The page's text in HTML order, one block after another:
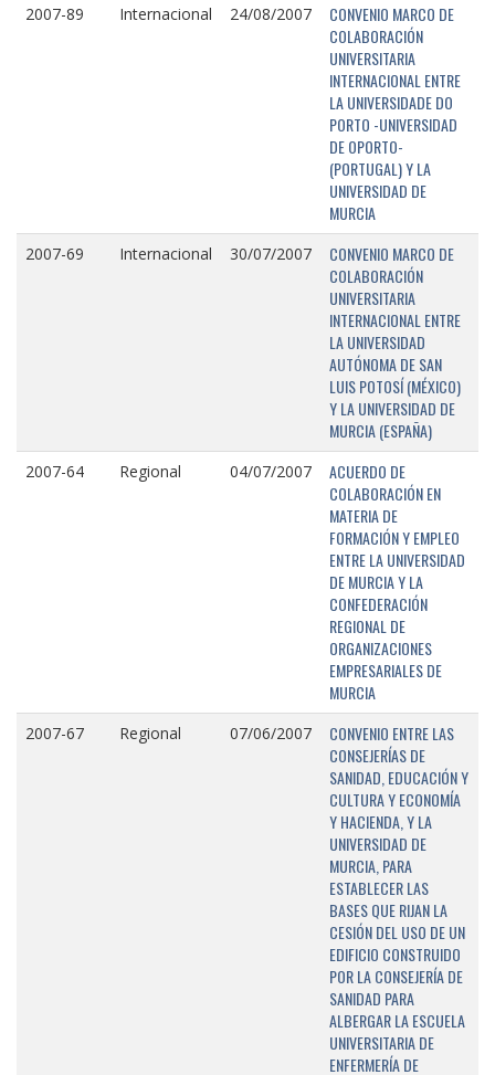
2007-89 Internacional 24/08/2007
CONVENIO MARCO DE
COLABORACIÓN
UNIVERSITARIA
INTERNACIONAL ENTRE
LA UNIVERSIDADE DO
PORTO -UNIVERSIDAD
DE OPORTO-
(PORTUGAL) Y LA
UNIVERSIDAD DE
MURCIA
2007-69 Internacional 30/07/2007
CONVENIO MARCO DE
COLABORACIÓN
UNIVERSITARIA
INTERNACIONAL ENTRE
LA UNIVERSIDAD
AUTÓNOMA DE SAN
LUIS POTOSÍ (MÉXICO)
Y LA UNIVERSIDAD DE
MURCIA (ESPAÑA)
2007-64 Regional 04/07/2007
ACUERDO DE
COLABORACIÓN EN
MATERIA DE
FORMACIÓN Y EMPLEO
ENTRE LA UNIVERSIDAD
DE MURCIA Y LA
CONFEDERACIÓN
REGIONAL DE
ORGANIZACIONES
EMPRESARIALES DE
MURCIA
2007-67 Regional 07/06/2007
CONVENIO ENTRE LAS
CONSEJERÍAS DE
SANIDAD, EDUCACIÓN Y
CULTURA Y ECONOMÍA
Y HACIENDA, Y LA
UNIVERSIDAD DE
MURCIA, PARA
ESTABLECER LAS
BASES QUE RIJAN LA
CESIÓN DEL USO DE UN
EDIFICIO CONSTRUIDO
POR LA CONSEJERÍA DE
SANIDAD PARA
ALBERGAR LA ESCUELA
UNIVERSITARIA DE
ENFERMERÍA DE